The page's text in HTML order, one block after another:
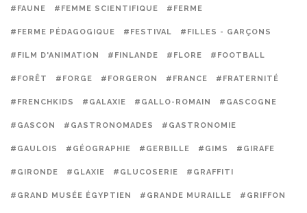
#FAUNE #FEMME SCIENTIFIQUE #FERME
#FERME PÉDAGOGIQUE #FESTIVAL #FILLES - GARÇONS
#FILM D'ANIMATION #FINLANDE #FLORE #FOOTBALL
#FORÊT #FORGE #FORGERON #FRANCE #FRATERNITÉ
#FRENCHKIDS #GALAXIE #GALLO-ROMAIN #GASCOGNE
#GASCON #GASTRONOMADES #GASTRONOMIE
#GAULOIS #GÉOGRAPHIE #GERBILLE #GIMS #GIRAFE
#GIRONDE #GLAXIE #GLUCOSERIE #GRAFFITI
#GRAND MUSÉE ÉGYPTIEN #GRANDE MURAILLE #GRIFFON